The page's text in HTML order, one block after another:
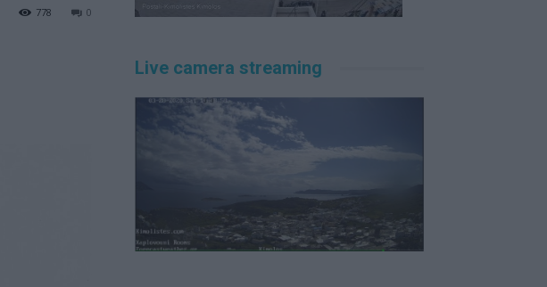
0
778
Live camera streaming